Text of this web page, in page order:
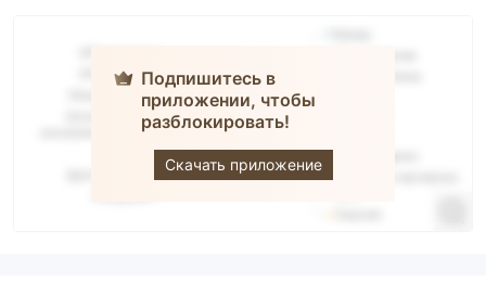
Подпишитесь в
приложении, чтобы
разблокировать!
Скачать приложение
TRADING
HUB